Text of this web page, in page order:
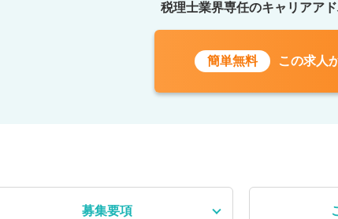
税理士業界専任のキャリアア
簡単無料 この求人
募集要項